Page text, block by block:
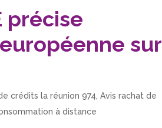
précise
sur
crédits la réunion 974,Avis rachat de
à distance